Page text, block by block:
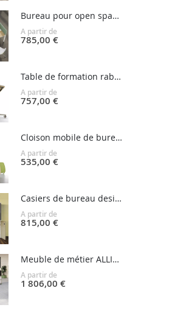
Bureau pour open space ATAO
A partir de
785,00 €
Table de formation rabattable TANG'UP
A partir de
757,00 €
Cloison mobile de bureau TAMARIS
A partir de
535,00 €
Casiers de bureau design SPINBOX
A partir de
815,00 €
Meuble de métier ALLIANCE
A partir de
1 806,00 €